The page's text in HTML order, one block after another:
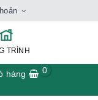
TRÌNH
hàng 0